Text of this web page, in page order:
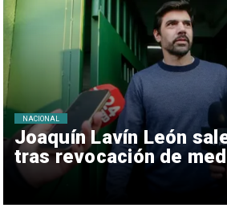
Joaquín Lavín León
tras revocación de
NACIONAL